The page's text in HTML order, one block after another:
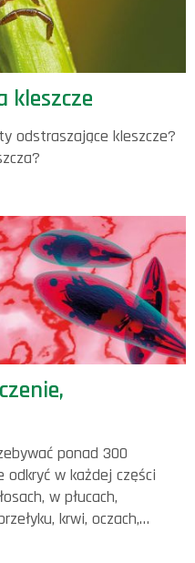
kleszcze
odstraszające kleszcze?
ponad 300
w każdej części
w płucach,
krwi, oczach,…